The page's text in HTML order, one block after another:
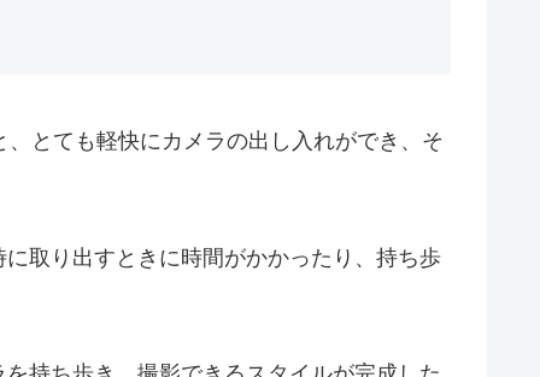
とても軽快にカメラの出し入れができ、そ
取り出すときに時間がかかったり、持ち歩